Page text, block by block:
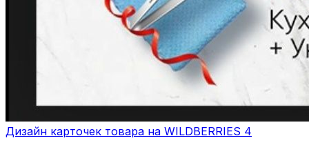
Дизайн карточек товара на WILDBERRIES 4